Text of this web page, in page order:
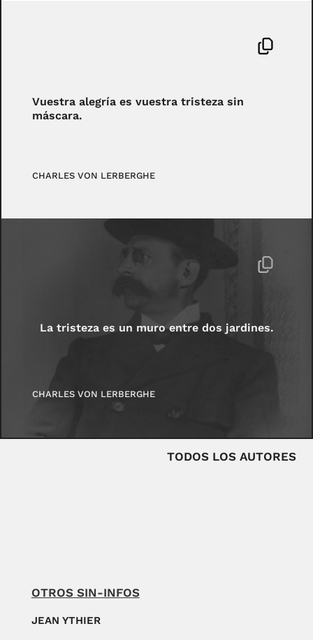
Vuestra alegría es vuestra tristeza sin
máscara.
CHARLES VON LERBERGHE
La tristeza es un muro entre dos jardines.
CHARLES VON LERBERGHE
TODOS LOS AUTORES
OTROS SIN-INFOS
JEAN YTHIER